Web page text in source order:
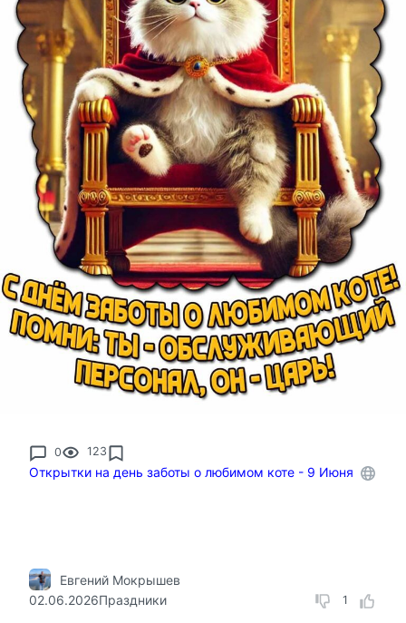
0 123
Открытки на день заботы о любимом коте - 9 Июня
1
Евгений Мокрышев
02.06.2026Праздники